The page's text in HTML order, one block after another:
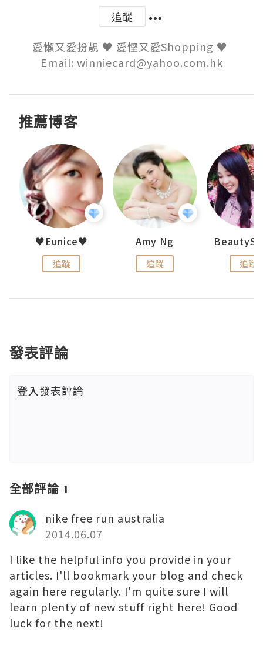
追蹤
愛懶又愛扮靚 ♥ 愛慳又愛Shopping ♥
Email: winniecard@yahoo.com.hk
推薦博客
♥Eunice♥
追蹤
Amy Ng
追蹤 追蹤
發表評論
登入發表評論
全部評論 1
nike free run australia
2014.06.07
I like the helpful info you provide in your
articles. I'll bookmark your blog and check
again here regularly. I'm quite sure I will
learn plenty of new stuff right here! Good
luck for the next!